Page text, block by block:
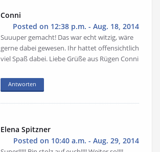
Conni
Posted on 12:38 p.m. - Aug. 18, 2014
Suuuper gemacht! Das war echt witzig, wäre
gerne dabei gewesen. Ihr hattet offensichtlich
viel Spaß dabei. Liebe Grüße aus Rügen Conni
Antworten
Elena Spitzner
Posted on 10:40 a.m. - Aug. 29, 2014